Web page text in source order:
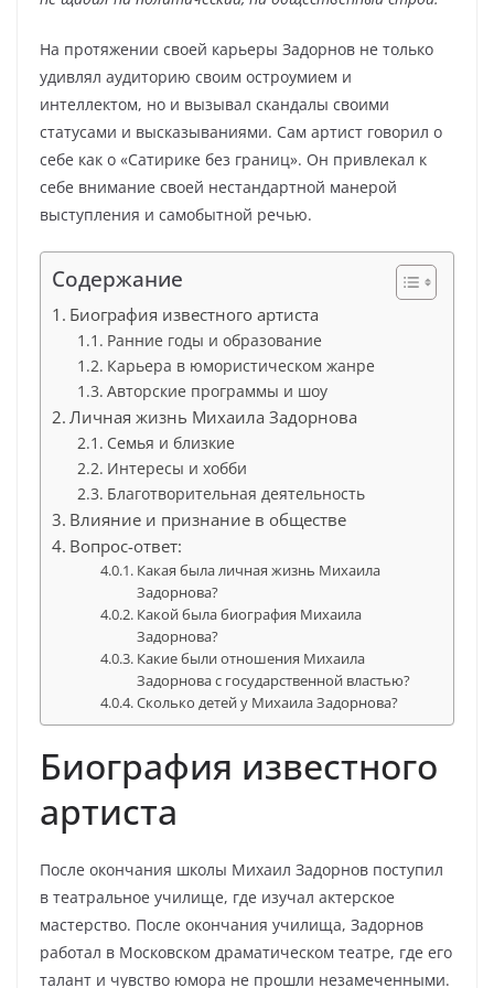
На протяжении своей карьеры Задорнов не только
удивлял аудиторию своим остроумием и
интеллектом, но и вызывал скандалы своими
статусами и высказываниями. Сам артист говорил о
себе как о «Сатирике без границ». Он привлекал к
себе внимание своей нестандартной манерой
выступления и самобытной речью.
Содержание
Биография известного артиста
Ранние годы и образование
Карьера в юмористическом жанре
Авторские программы и шоу
Личная жизнь Михаила Задорнова
Семья и близкие
Интересы и хобби
Благотворительная деятельность
Влияние и признание в обществе
Вопрос-ответ:
Какая была личная жизнь Михаила
Задорнова?
Какой была биография Михаила
Задорнова?
Какие были отношения Михаила
Задорнова с государственной властью?
Сколько детей у Михаила Задорнова?
Биография известного
артиста
После окончания школы Михаил Задорнов поступил
в театральное училище, где изучал актерское
мастерство. После окончания училища, Задорнов
работал в Московском драматическом театре, где его
талант и чувство юмора не прошли незамеченными.